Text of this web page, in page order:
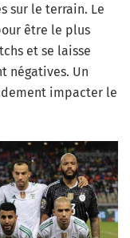
sur le terrain. Le
être le plus
et se laisse
négatives. Un
impacter le